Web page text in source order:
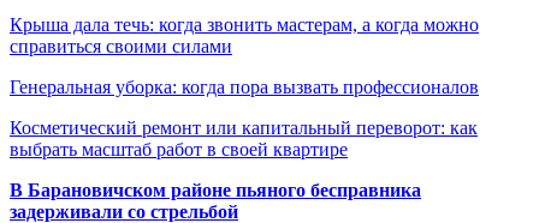
Крыша дала течь: когда звонить мастерам, а когда можно
справиться своими силами
Генеральная уборка: когда пора вызвать профессионалов
Косметический ремонт или капитальный переворот: как
выбрать масштаб работ в своей квартире
В Барановичском районе пьяного бесправника
задерживали со стрельбой